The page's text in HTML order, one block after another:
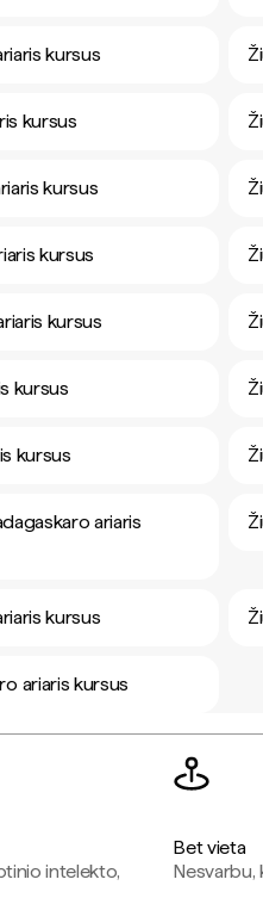
kursus
kursus
kursus
kursus
kursus
kursus
kursus
ariaris
kursus
ariaris kursus
intelekto,
Bet vieta
Nesvarbu,